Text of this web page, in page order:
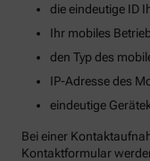
die eindeutige ID
Ihr mobiles
den Typ des
IP-Adresse des
eindeutige
Bei einer
Kontaktformular